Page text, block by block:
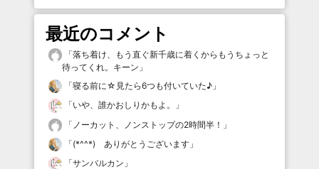
最近のコメント
「落ち着け、もう直ぐ新千歳に着くからもうちょっと
待ってくれ。キーン 」
「寝る前に☆見たら6つも付いていた♪ 」
「いや、誰かおしりかもよ。
」
「 ノーカット、ノンストップの2時間半！ 」
「(*^^*) ありがとうございます 」
「サンバルカン 」